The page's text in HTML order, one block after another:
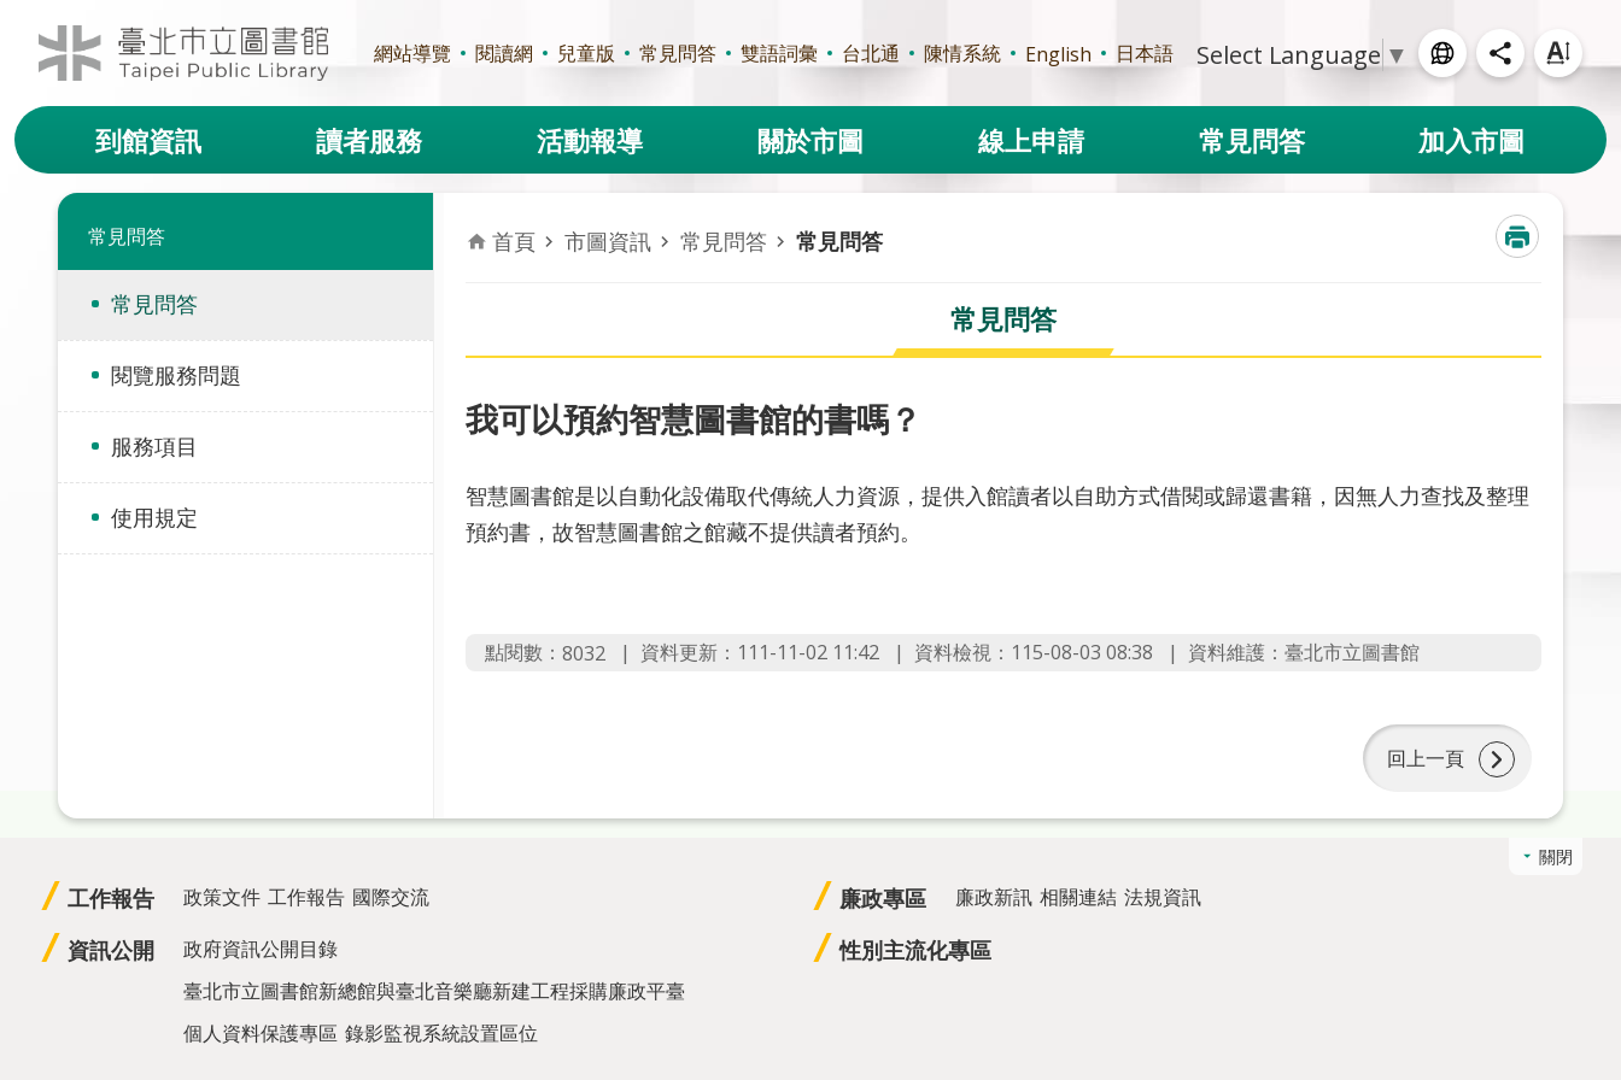
跳到主要內容區塊
網站導覽 閱讀網 兒童版 常見問答 雙語詞彙 台北通 陳情系統 English 日本語 Select Language ▼
到館資訊 讀者服務 活動報導 關於市圖 線上申請 常見問答 加入市圖
常見問答
常見問答
閱覽服務問題
服務項目
使用規定
首頁 市圖資訊 常見問答 常見問答
常見問答
我可以預約智慧圖書館的書嗎？
智慧圖書館是以自動化設備取代傳統人力資源，提供入館讀者以自助方式借閱或歸還書籍，因無人力查找及整理
預約書，故智慧圖書館之館藏不提供讀者預約。
點閱數： 8032 資料更新：111-11-02 11:42 資料檢視：115-08-03 08:38 資料維護：臺北市立圖書館
回上一頁
關閉
工作報告 政策文件 工作報告 國際交流
資訊公開
政府資訊公開目錄
臺北市立圖書館新總館與臺北音樂廳新建工程採購廉政平臺
個人資料保護專區 錄影監視系統設置區位
廉政專區 廉政新訊 相關連結 法規資訊
性別主流化專區